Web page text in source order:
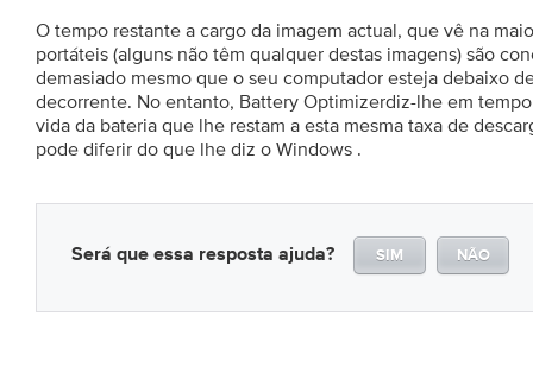
O tempo restante a cargo da imagem actual, que vê na
portáteis (alguns não têm qualquer destas imagens) são
demasiado mesmo que o seu computador esteja debaixo
decorrente. No entanto, Battery Optimizerdiz-lhe em
vida da bateria que lhe restam a esta mesma taxa de
pode diferir do que lhe diz o Windows .
Será que essa resposta ajuda? SIM NÃO